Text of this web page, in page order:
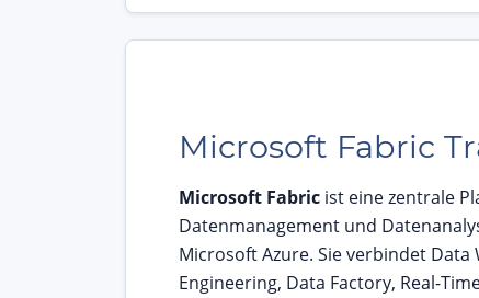
Microsoft Fabric
Microsoft Fabric ist eine zentrale
Datenmanagement und
Microsoft Azure. Sie verbindet Data
Engineering, Data Factory, Real-